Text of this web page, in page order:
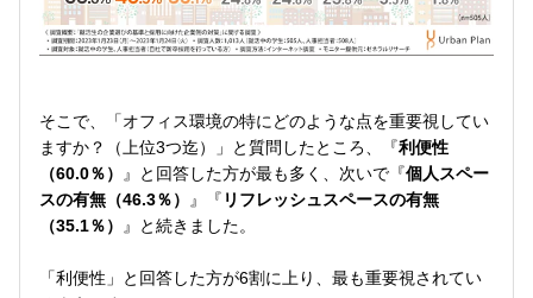
そこで、「オフィス環境の特にどのような点を重要視してい
ますか？（上位3つ迄）」と質問したところ、『利便性
（60.0％）
』と回答した方が最も多く、次いで『個人スペー
スの有無（46.3％）
』『 リフレッシュスペースの有無
（35.1％）
』と続きました。
「利便性」と回答した方が6割に上り、最も重要視されてい